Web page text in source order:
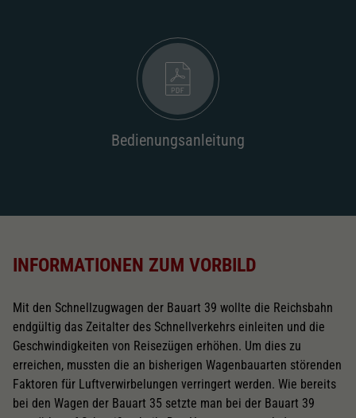
Tauschsatz für Wechselstrom
Bedienungsanleitung
INFORMATIONEN ZUM VORBILD
Mit den Schnellzugwagen der Bauart 39 wollte die Reichsbahn
endgültig das Zeitalter des Schnellverkehrs einleiten und die
Geschwindigkeiten von Reisezügen erhöhen. Um dies zu
erreichen, mussten die an bisherigen Wagenbauarten störenden
Faktoren für Luftverwirbelungen verringert werden. Wie bereits
bei den Wagen der Bauart 35 setzte man bei der Bauart 39